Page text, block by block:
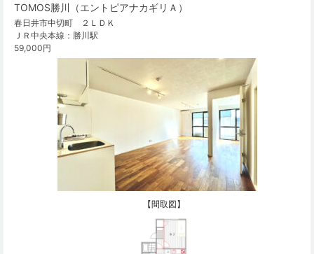
TOMOS勝川（エントピアナカギリＡ）
春日井市中切町 ２ＬＤＫ
ＪＲ中央本線：勝川駅
59,000円
【間取図】